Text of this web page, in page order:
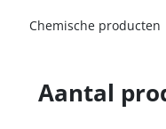
Chemische producten
Aantal